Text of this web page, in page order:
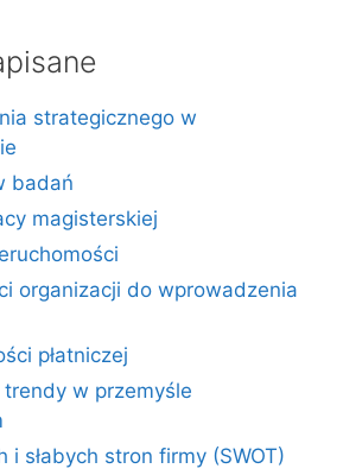
strategicznego w
badań
magisterskiej
organizacji do wprowadzenia
płatniczej
w przemyśle
i słabych stron firmy (SWOT)